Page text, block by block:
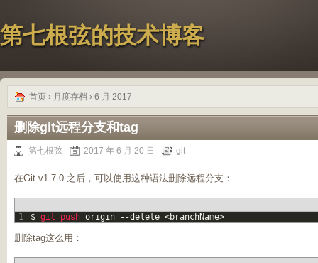
第七根弦的技术博客
首页 › 月度存档 › 6 月 2017
删除git远程分支和tag
第七根弦 2017 年 6 月 20 日 git
在Git v1.7.0 之后，可以使用这种语法删除远程分支：
1 $ git push origin --delete <branchName>
删除tag这么用：